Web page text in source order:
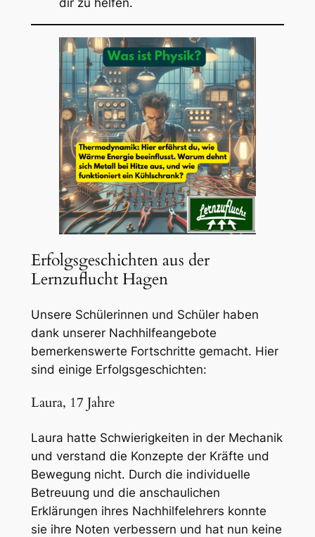
dir zu helfen.
Erfolgsgeschichten aus der
Lernzuflucht Hagen
Unsere Schülerinnen und Schüler haben
dank unserer Nachhilfeangebote
bemerkenswerte Fortschritte gemacht. Hier
sind einige Erfolgsgeschichten:
Laura, 17 Jahre
Laura hatte Schwierigkeiten in der Mechanik
und verstand die Konzepte der Kräfte und
Bewegung nicht. Durch die individuelle
Betreuung und die anschaulichen
Erklärungen ihres Nachhilfelehrers konnte
sie ihre Noten verbessern und hat nun keine